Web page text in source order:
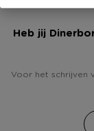
Heb jij
Voor het schrijven